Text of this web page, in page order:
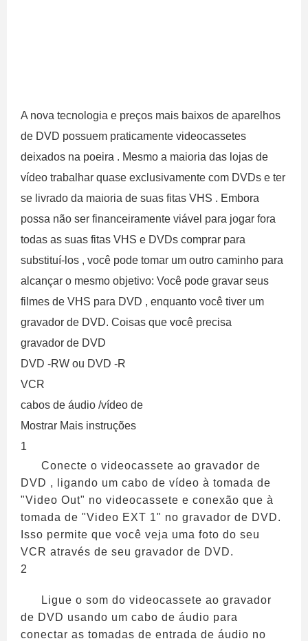
A nova tecnologia e preços mais baixos de aparelhos
de DVD possuem praticamente videocassetes
deixados na poeira . Mesmo a maioria das lojas de
vídeo trabalhar quase exclusivamente com DVDs e ter
se livrado da maioria de suas fitas VHS . Embora
possa não ser financeiramente viável para jogar fora
todas as suas fitas VHS e DVDs comprar para
substituí-los , você pode tomar um outro caminho para
alcançar o mesmo objetivo: Você pode gravar seus
filmes de VHS para DVD , enquanto você tiver um
gravador de DVD. Coisas que você precisa
gravador de DVD
DVD -RW ou DVD -R
VCR
cabos de áudio /vídeo de
Mostrar Mais instruções
1
Conecte o videocassete ao gravador de
DVD , ligando um cabo de vídeo à tomada de
"Video Out" no videocassete e conexão que à
tomada de "Video EXT 1" no gravador de DVD.
Isso permite que você veja uma foto do seu
VCR através de seu gravador de DVD.
2
Ligue o som do videocassete ao gravador
de DVD usando um cabo de áudio para
conectar as tomadas de entrada de áudio no